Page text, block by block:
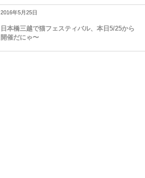
2016年5月25日
日本橋三越で猫フェスティバル、本日5/25から
開催だにゃ〜